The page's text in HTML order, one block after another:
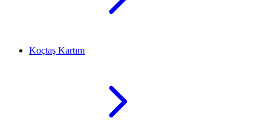
Koçtaş Kartım